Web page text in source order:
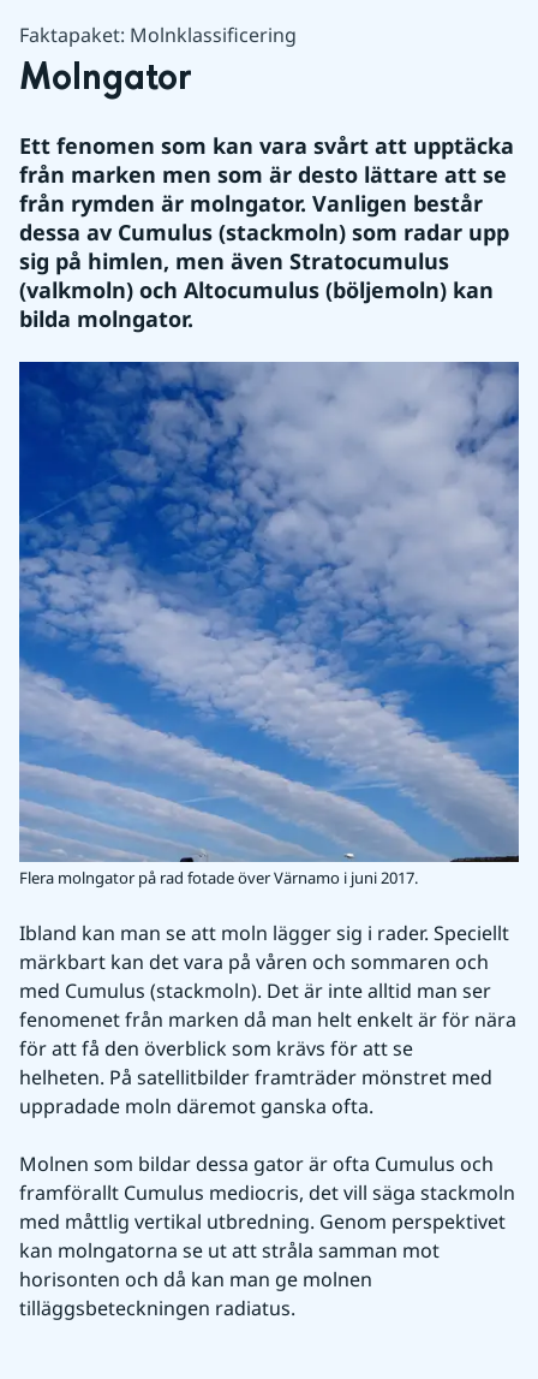
Faktapaket: Molnklassificering
Molngator
Ett fenomen som kan vara svårt att upptäcka
från marken men som är desto lättare att se
från rymden är molngator. Vanligen består
dessa av Cumulus (stackmoln) som radar upp
sig på himlen, men även Stratocumulus
(valkmoln) och Altocumulus (böljemoln) kan
bilda molngator.
Flera molngator på rad fotade över Värnamo i juni 2017.
Ibland kan man se att moln lägger sig i rader. Speciellt
märkbart kan det vara på våren och sommaren och
med Cumulus (stackmoln). Det är inte alltid man ser
fenomenet från marken då man helt enkelt är för nära
för att få den överblick som krävs för att se
helheten. På satellitbilder framträder mönstret med
uppradade moln däremot ganska ofta.
Molnen som bildar dessa gator är ofta Cumulus och
framförallt Cumulus mediocris, det vill säga stackmoln
med måttlig vertikal utbredning. Genom perspektivet
kan molngatorna se ut att stråla samman mot
horisonten och då kan man ge molnen
tilläggsbeteckningen radiatus.